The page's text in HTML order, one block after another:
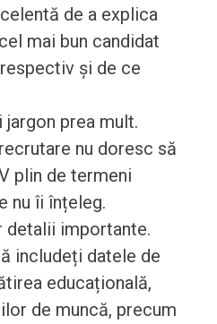
de a explica
mai bun candidat
și de ce
jargon prea mult.
nu doresc să
plin de termeni
nu îi înțeleg.
detalii importante.
includeți datele de
educațională,
de muncă, precum